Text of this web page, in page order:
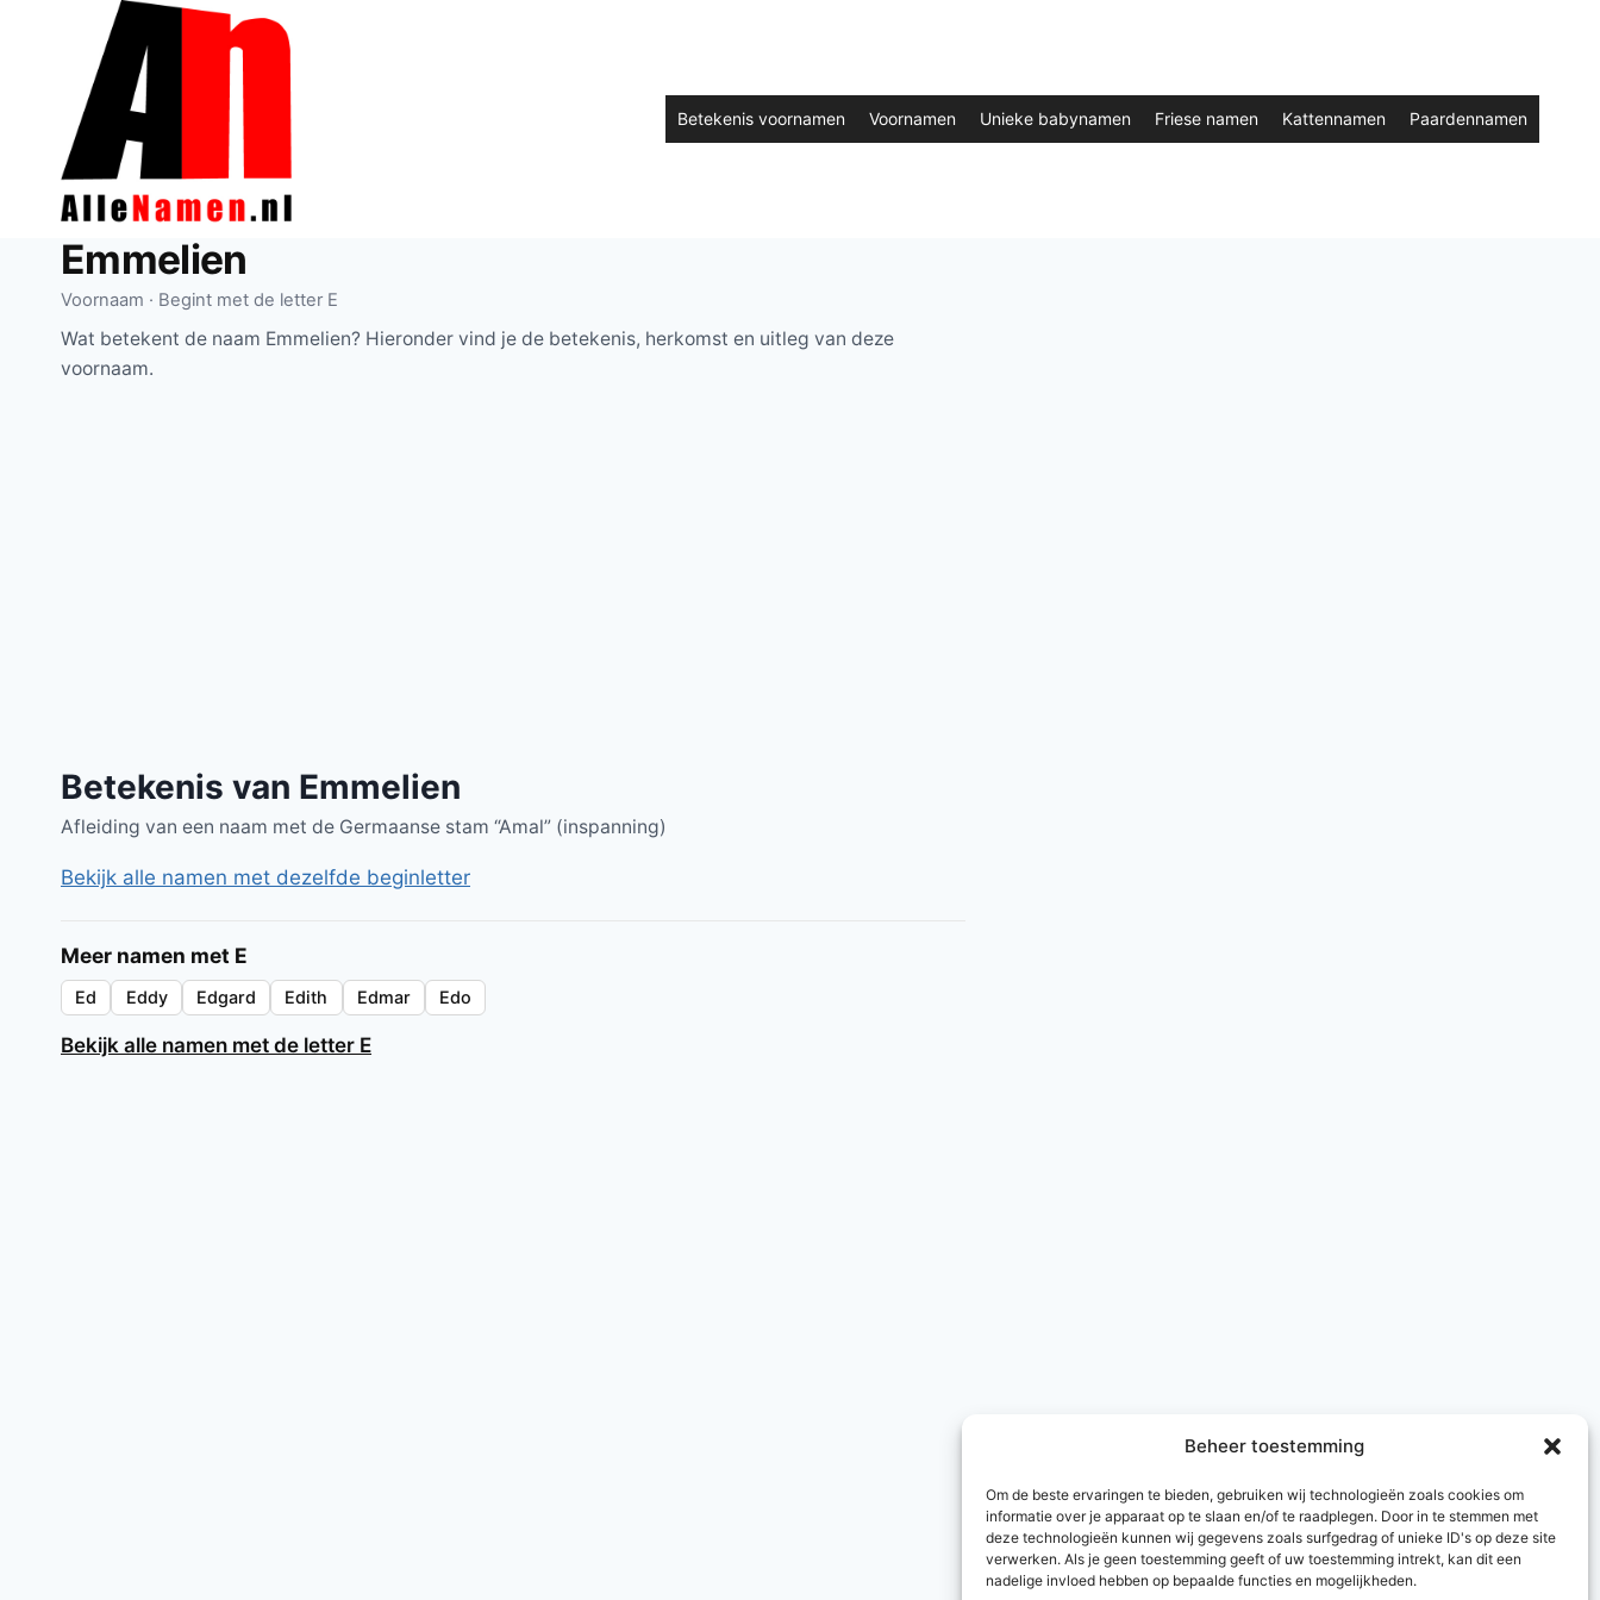
Beheer toestemming
Om de beste ervaringen te bieden, gebruiken wij technologieën zoals cookies om
informatie over je apparaat op te slaan en/of te raadplegen. Door in te stemmen met
deze technologieën kunnen wij gegevens zoals surfgedrag of unieke ID's op deze site
verwerken. Als je geen toestemming geeft of uw toestemming intrekt, kan dit een
nadelige invloed hebben op bepaalde functies en mogelijkheden.
Betekenis voornamen Voornamen Unieke babynamen Friese namen Kattennamen Paardennamen
Emmelien
Voornaam · Begint met de letter E
Wat betekent de naam Emmelien? Hieronder vind je de betekenis, herkomst en uitleg van deze
voornaam.
Betekenis van Emmelien
Afleiding van een naam met de Germaanse stam “Amal” (inspanning)
Bekijk alle namen met dezelfde beginletter
Meer namen met E
Ed Eddy Edgard Edith Edmar Edo
Bekijk alle namen met de letter E